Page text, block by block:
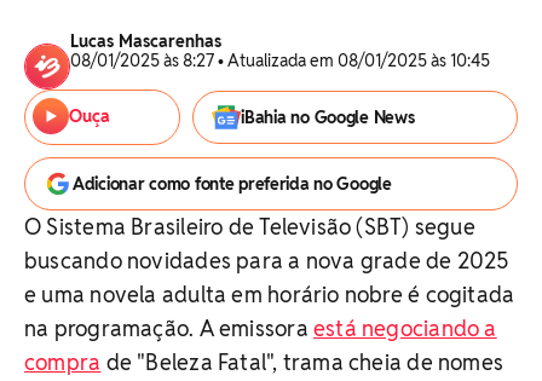
Lucas Mascarenhas
08/01/2025 às 8:27 • Atualizada em 08/01/2025 às 10:45
Ouça iBahia no Google News
Adicionar como fonte preferida no Google
O Sistema Brasileiro de Televisão (SBT) segue
buscando novidades para a nova grade de 2025
e uma novela adulta em horário nobre é cogitada
na programação. A emissora está negociando a
compra de "Beleza Fatal", trama cheia de nomes